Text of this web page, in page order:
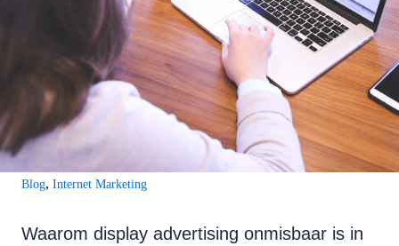
Blog, Internet Marketing
Waarom display advertising onmisbaar is in